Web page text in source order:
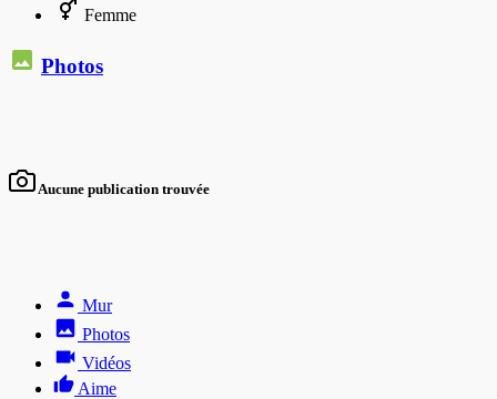
Femme
Photos
Aucune publication trouvée
Mur
Photos
Vidéos
Aime